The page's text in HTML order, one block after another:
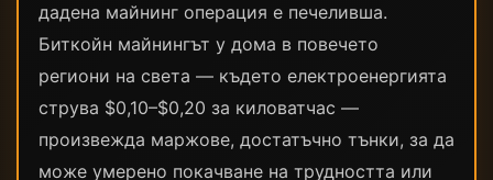
дадена майнинг операция е печеливша.
Биткойн майнингът у дома в повечето
региони на света — където електроенергията
струва $0,10–$0,20 за киловатчас —
произвежда маржове, достатъчно тънки, за да
може умерено покачване на трудността или